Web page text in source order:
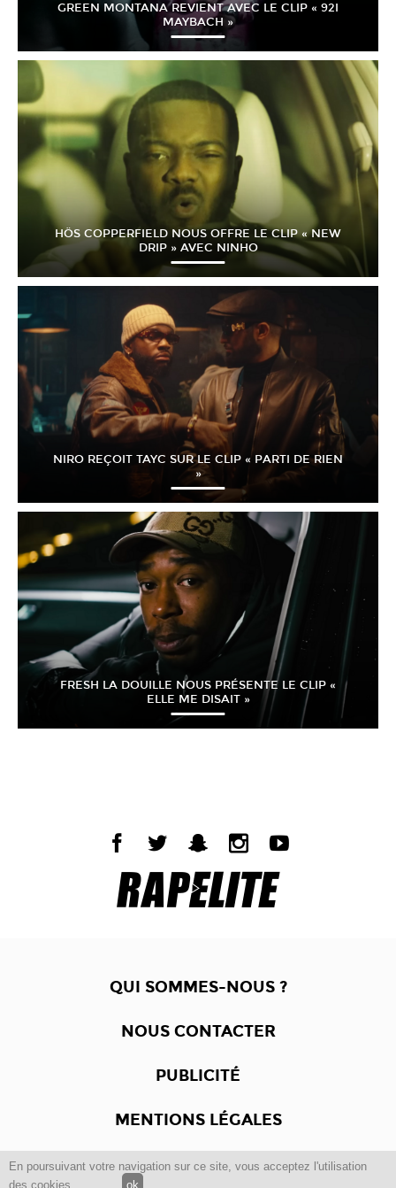
En poursuivant votre navigation sur ce site, vous acceptez l'utilisation
des cookies.
ok
GREEN MONTANA REVIENT AVEC LE CLIP « 92I
MAYBACH »
HÖS COPPERFIELD NOUS OFFRE LE CLIP « NEW
DRIP » AVEC NINHO
NIRO REÇOIT TAYC SUR LE CLIP « PARTI DE RIEN
»
FRESH LA DOUILLE NOUS PRÉSENTE LE CLIP «
ELLE ME DISAIT »
QUI SOMMES-NOUS ?
NOUS CONTACTER
PUBLICITÉ
MENTIONS LÉGALES
Copyright © 2012 -2017Dewalgo- Tous droits réservés.